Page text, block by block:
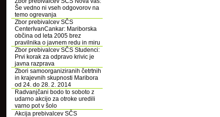
Še vedno ni vseh odgovorov na
temo ogrevanja
Zbor prebivalcev SČS
CenterIvanCankar: Mariborska
občina od leta 2005 brez
pravilnika o javnem redu in miru
Zbor prebivalcev SČS Studenci:
Prvi korak za odpravo krivic je
javna razprava
Zbori samoorganiziranih četrtnih
in krajevnih skupnosti Maribora
od 24. do 28. 2. 2014
Radvanjčani bodo to soboto z
udarno akcijo za otroke uredili
varno pot v šolo
Akcija prebivalcev SČS